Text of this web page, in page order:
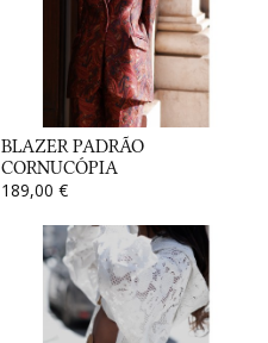
BLAZER PADRÃO
CORNUCÓPIA
189,00 €